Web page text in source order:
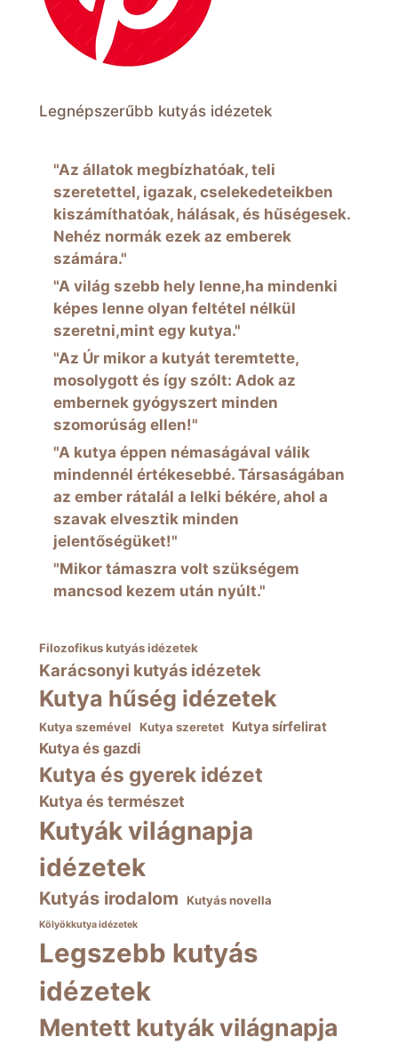
Legnépszerűbb kutyás idézetek
"Az állatok megbízhatóak, teli
szeretettel, igazak, cselekedeteikben
kiszámíthatóak, hálásak, és hűségesek.
Nehéz normák ezek az emberek
számára."
"A világ szebb hely lenne,ha mindenki
képes lenne olyan feltétel nélkül
szeretni,mint egy kutya."
"Az Úr mikor a kutyát teremtette,
mosolygott és így szólt: Adok az
embernek gyógyszert minden
szomorúság ellen!"
"A kutya éppen némaságával válik
mindennél értékesebbé. Társaságában
az ember rátalál a lelki békére, ahol a
szavak elvesztik minden
jelentőségüket!"
"Mikor támaszra volt szükségem
mancsod kezem után nyúlt."
Filozofikus kutyás idézetek
Karácsonyi kutyás idézetek
Kutya hűség idézetek
Kutya szemével Kutya szeretet Kutya sírfelirat
Kutya és gazdi
Kutya és gyerek idézet
Kutya és természet
Kutyák világnapja
idézetek
Kutyás irodalom Kutyás novella
Kölyökkutya idézetek
Legszebb kutyás
idézetek
Mentett kutyák világnapja